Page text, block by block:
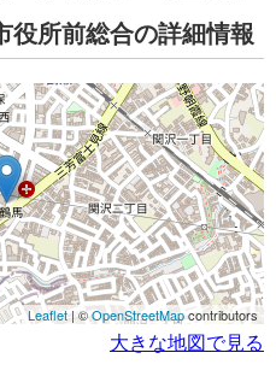
役所前総合の詳細情報
Leaflet| ©OpenStreetMapcontributors
大きな地図で見る